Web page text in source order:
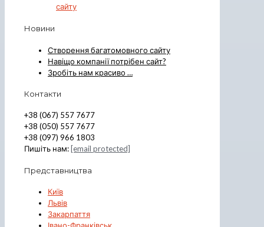
сайту
Новини
Створення багатомовного сайту
Навіщо компанії потрібен сайт?
Зробіть нам красиво …
Контакти
+38 (067) 557 7677
+38 (050) 557 7677
+38 (097) 966 1803
Пишіть нам: [email protected]
Представництва
Київ
Львів
Закарпаття